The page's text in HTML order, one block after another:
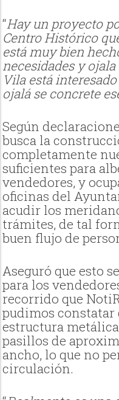
“Hay un proyecto
Centro Histórico
está muy bien
necesidades y
Vila está
ojalá se concrete
Según
busca la
completamente
suficientes para
vendedores, y
oficinas del
acudir los
trámites, de tal
buen flujo de
Aseguró que esto
para los
recorrido que
pudimos constatar
estructura
pasillos de
ancho, lo que no
circulación.